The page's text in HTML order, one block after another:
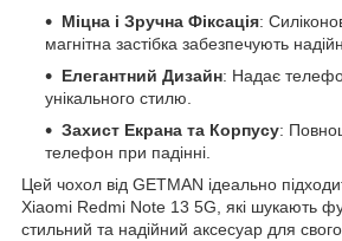
Міцна і Зручна Фіксація:
магнітна застібка забезпечують
Елегантний Дизайн: Надає
унікального стилю.
Захист Екрана та Корпусу:
телефон при падінні.
Цей чохол від GETMAN ідеально
Xiaomi Redmi Note 13 5G, які шукають
стильний та надійний аксесуар для